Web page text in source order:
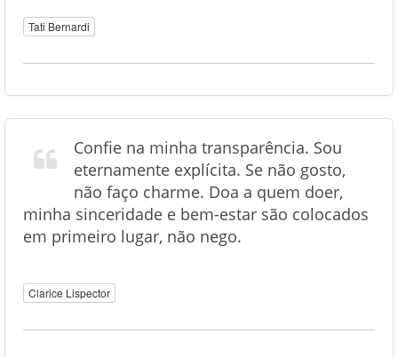
Tati Bernardi
Confie na minha transparência. Sou
eternamente explícita. Se não gosto,
não faço charme. Doa a quem doer,
minha sinceridade e bem-estar são colocados
em primeiro lugar, não nego.
Clarice Lispector